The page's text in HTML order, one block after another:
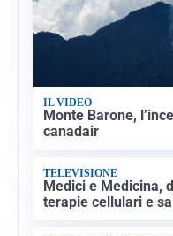
IL VIDEO
Monte Barone,
canadair
TELEVISIONE
Medici e Medicina,
terapie cellulari e